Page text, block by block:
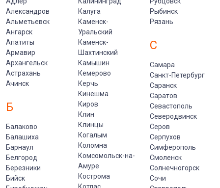
Александров
Альметьевск
Ангарск
Апатиты
Армавир
Архангельск
Астрахань
Ачинск
Б
Балаково
Балашиха
Барнаул
Белгород
Березники
Бийск
Калуга
Каменск-
Уральский
Каменск-
Шахтинский
Камышин
Кемерово
Керчь
Кинешма
Киров
Клин
Клинцы
Когалым
Коломна
Комсомольск-на-
Амуре
Кострома
Котлас
Рыбинск
Рязань
С
Самара
Санкт-Петербург
Саранск
Саратов
Севастополь
Северодвинск
Серов
Серпухов
Симферополь
Смоленск
Солнечногорск
Сочи